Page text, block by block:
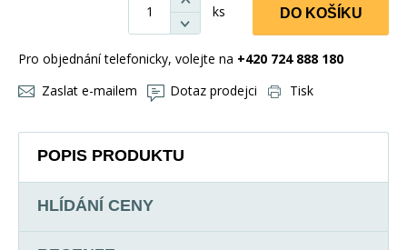
ks DO KOŠÍKU
Pro objednání telefonicky, volejte na +420 724 888 180
Zaslat e-mailem
Dotaz prodejci Tisk
POPIS PRODUKTU
HLÍDÁNÍ CENY